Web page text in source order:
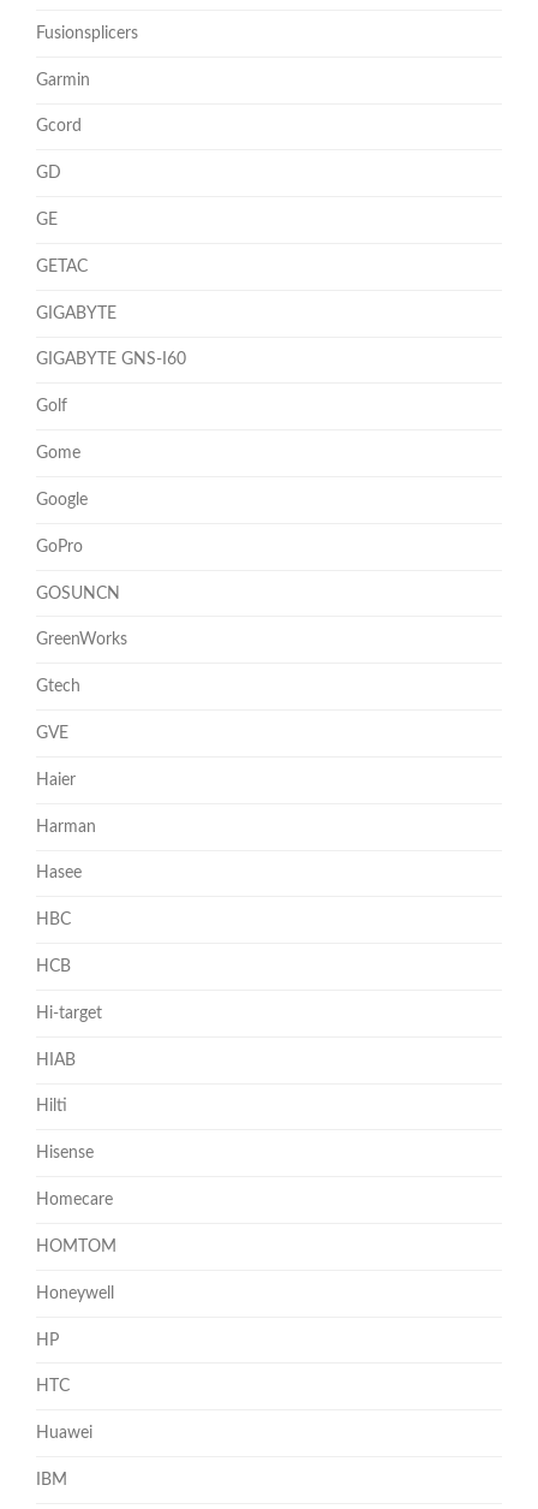
Fusionsplicers
Garmin
Gcord
GD
GE
GETAC
GIGABYTE
GIGABYTE GNS-I60
Golf
Gome
Google
GoPro
GOSUNCN
GreenWorks
Gtech
GVE
Haier
Harman
Hasee
HBC
HCB
Hi-target
HIAB
Hilti
Hisense
Homecare
HOMTOM
Honeywell
HP
HTC
Huawei
IBM